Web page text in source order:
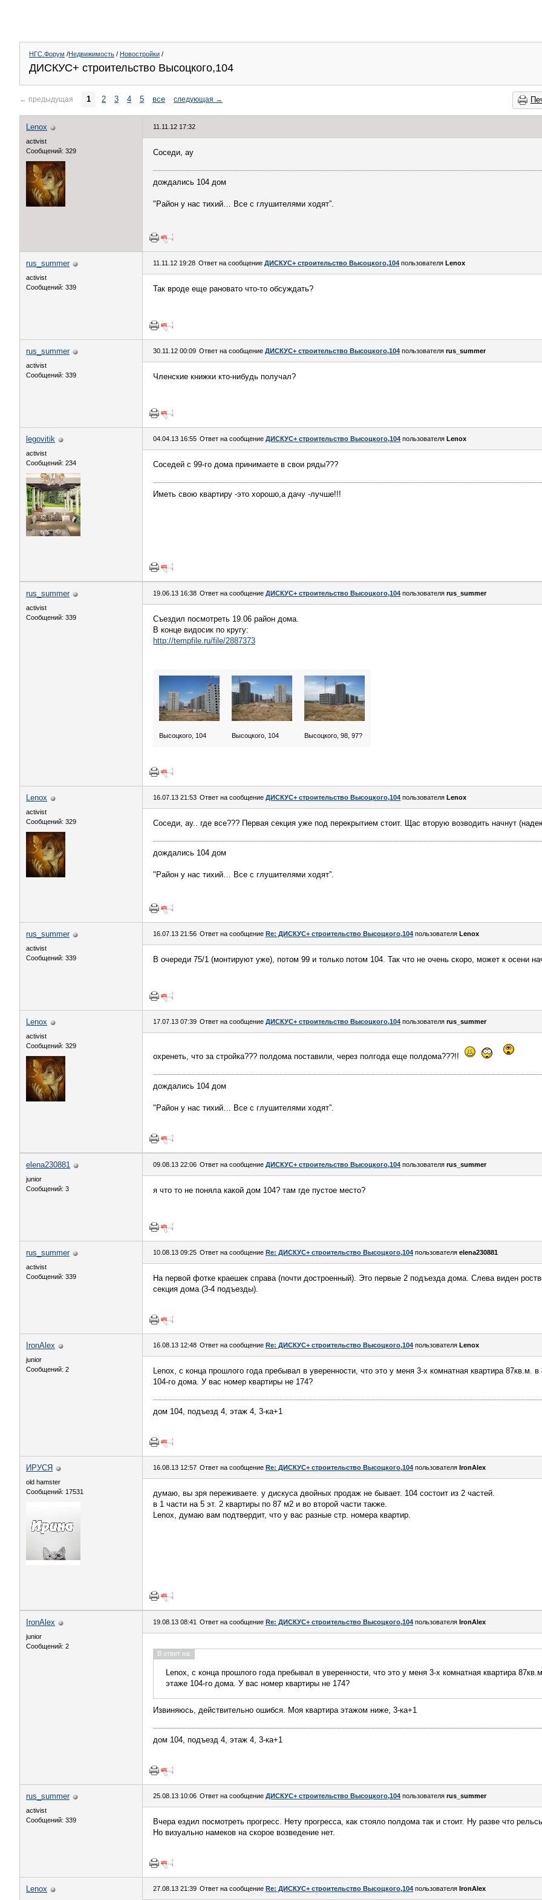
НГС.Форум /Недвижимость / Новостройки /
ДИСКУС+ строительство Высоцкого,104
← предыдущая 1 2 3 4 5 все следующая →
Lenox
activist
Сообщений: 329
11.11.12 17:32
Соседи, ау
дождались 104 дом
"Район у нас тихий… Все с глушителями ходят”.
rus_summer
activist
Сообщений: 339
11.11.12 19:28 Ответ на сообщение ДИСКУС+ строительство Высоцкого,104 пользователя Lenox
Так вроде еще рановато что-то обсуждать?
rus_summer
activist
Сообщений: 339
30.11.12 00:09 Ответ на сообщение ДИСКУС+ строительство Высоцкого,104 пользователя rus_summer
Членские книжки кто-нибудь получал?
legovitik
activist
Сообщений: 234
04.04.13 16:55 Ответ на сообщение ДИСКУС+ строительство Высоцкого,104 пользователя Lenox
Соседей с 99-го дома принимаете в свои ряды???
Иметь свою квартиру -это хорошо,а дачу -лучше!!!
rus_summer
activist
Сообщений: 339
19.06.13 16:38 Ответ на сообщение ДИСКУС+ строительство Высоцкого,104 пользователя rus_summer
Съездил посмотреть 19.06 район дома.
В конце видосик по кругу:
http://tempfile.ru/file/2887373
Высоцкого, 104 Высоцкого, 104 Высоцкого, 98, 97?
Lenox
activist
Сообщений: 329
16.07.13 21:53 Ответ на сообщение ДИСКУС+ строительство Высоцкого,104 пользователя Lenox
Соседи, ау.. где все??? Первая секция уже под перекрытием стоит. Щас вторую возводить начнут
дождались 104 дом
"Район у нас тихий… Все с глушителями ходят”.
rus_summer
activist
Сообщений: 339
16.07.13 21:56 Ответ на сообщение Re: ДИСКУС+ строительство Высоцкого,104 пользователя Lenox
В очереди 75/1 (монтируют уже), потом 99 и только потом 104. Так что не очень скоро, может к осени
Lenox
activist
Сообщений: 329
17.07.13 07:39 Ответ на сообщение ДИСКУС+ строительство Высоцкого,104 пользователя rus_summer
охренеть, что за стройка??? полдома поставили, через полгода еще полдома???!!
дождались 104 дом
"Район у нас тихий… Все с глушителями ходят”.
elena230881
junior
Сообщений: 3
09.08.13 22:06 Ответ на сообщение ДИСКУС+ строительство Высоцкого,104 пользователя rus_summer
я что то не поняла какой дом 104? там где пустое место?
rus_summer
activist
Сообщений: 339
10.08.13 09:25 Ответ на сообщение Re: ДИСКУС+ строительство Высоцкого,104 пользователя elena230881
На первой фотке краешек справа (почти достроенный). Это первые 2 подъезда дома. Слева виден
секция дома (3-4 подъезды).
IronAlex
junior
Сообщений: 2
16.08.13 12:48 Ответ на сообщение Re: ДИСКУС+ строительство Высоцкого,104 пользователя Lenox
Lenox, с конца прошлого года пребывал в уверенности, что это у меня 3-х комнатная квартира 87кв.м.
104-го дома. У вас номер квартиры не 174?
дом 104, подъезд 4, этаж 4, 3-ка+1
ИРУСЯ
old hamster
Сообщений: 17531
16.08.13 12:57 Ответ на сообщение Re: ДИСКУС+ строительство Высоцкого,104 пользователя IronAlex
думаю, вы зря переживаете. у дискуса двойных продаж не бывает. 104 состоит из 2 частей.
в 1 части на 5 эт. 2 квартиры по 87 м2 и во второй части также.
Lenox, думаю вам подтвердит, что у вас разные стр. номера квартир.
IronAlex
junior
Сообщений: 2
19.08.13 08:41 Ответ на сообщение Re: ДИСКУС+ строительство Высоцкого,104 пользователя IronAlex
В ответ на:
Lenox, с конца прошлого года пребывал в уверенности, что это у меня 3-х комнатная квартира
этаже 104-го дома. У вас номер квартиры не 174?
Извиняюсь, действительно ошибся. Моя квартира этажом ниже, 3-ка+1
дом 104, подъезд 4, этаж 4, 3-ка+1
rus_summer
activist
Сообщений: 339
25.08.13 10:06 Ответ на сообщение ДИСКУС+ строительство Высоцкого,104 пользователя rus_summer
Вчера ездил посмотреть прогресс. Нету прогресса, как стояло полдома так и стоит. Ну разве что
Но визуально намеков на скорое возведение нет.
Lenox 27.08.13 21:39 Ответ на сообщение Re: ДИСКУС+ строительство Высоцкого,104 пользователя IronAlex